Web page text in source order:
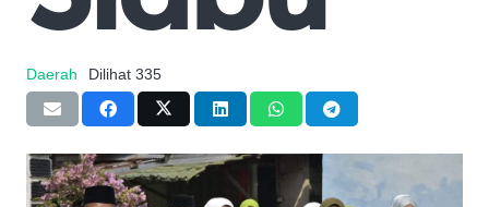
Daerah Dilihat 335